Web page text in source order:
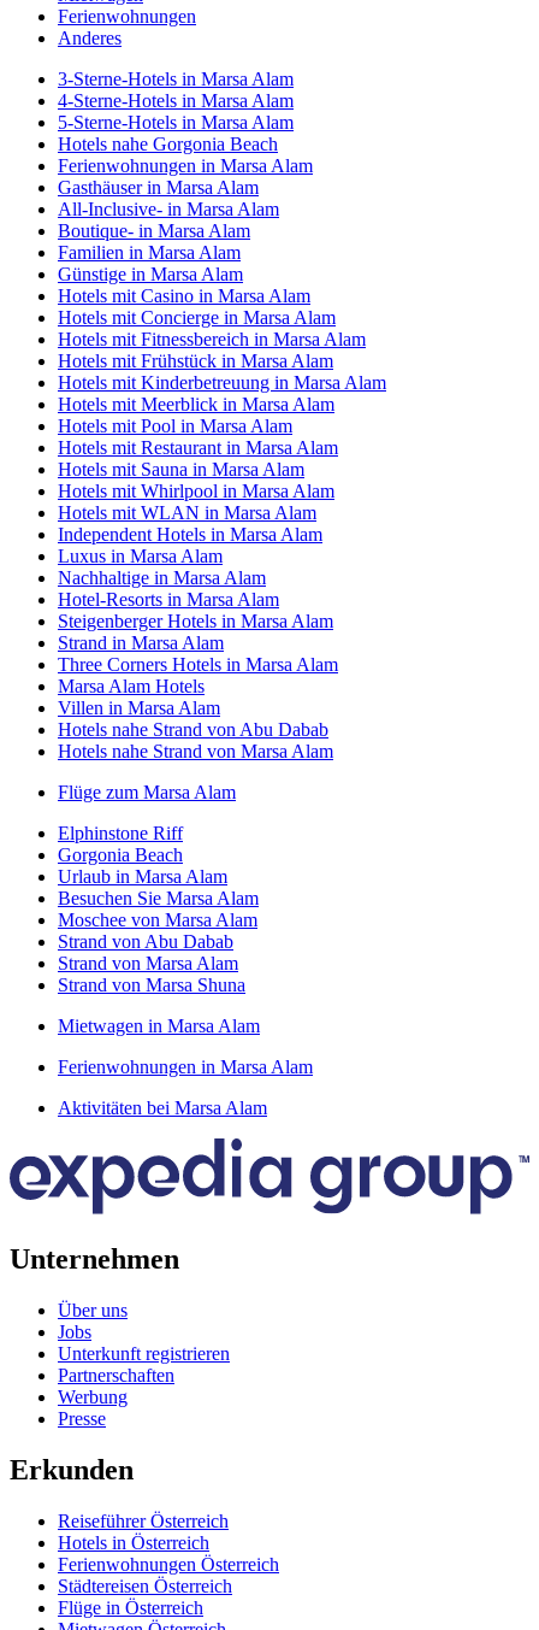
Ferienwohnungen
Anderes
3-Sterne-Hotels in Marsa Alam
4-Sterne-Hotels in Marsa Alam
5-Sterne-Hotels in Marsa Alam
Hotels nahe Gorgonia Beach
Ferienwohnungen in Marsa Alam
Gasthäuser in Marsa Alam
All-Inclusive- in Marsa Alam
Boutique- in Marsa Alam
Familien in Marsa Alam
Günstige in Marsa Alam
Hotels mit Casino in Marsa Alam
Hotels mit Concierge in Marsa Alam
Hotels mit Fitnessbereich in Marsa Alam
Hotels mit Frühstück in Marsa Alam
Hotels mit Kinderbetreuung in Marsa Alam
Hotels mit Meerblick in Marsa Alam
Hotels mit Pool in Marsa Alam
Hotels mit Restaurant in Marsa Alam
Hotels mit Sauna in Marsa Alam
Hotels mit Whirlpool in Marsa Alam
Hotels mit WLAN in Marsa Alam
Independent Hotels in Marsa Alam
Luxus in Marsa Alam
Nachhaltige in Marsa Alam
Hotel-Resorts in Marsa Alam
Steigenberger Hotels in Marsa Alam
Strand in Marsa Alam
Three Corners Hotels in Marsa Alam
Marsa Alam Hotels
Villen in Marsa Alam
Hotels nahe Strand von Abu Dabab
Hotels nahe Strand von Marsa Alam
Flüge zum Marsa Alam
Elphinstone Riff
Gorgonia Beach
Urlaub in Marsa Alam
Besuchen Sie Marsa Alam
Moschee von Marsa Alam
Strand von Abu Dabab
Strand von Marsa Alam
Strand von Marsa Shuna
Mietwagen in Marsa Alam
Ferienwohnungen in Marsa Alam
Aktivitäten bei Marsa Alam
Unternehmen
Über uns
Jobs
Unterkunft registrieren
Partnerschaften
Werbung
Presse
Erkunden
Reiseführer Österreich
Hotels in Österreich
Ferienwohnungen Österreich
Städtereisen Österreich
Flüge in Österreich